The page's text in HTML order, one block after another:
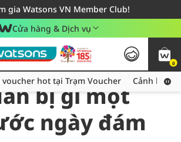
gia Watsons VN Member Club!
giao hàng cho đơn hàng từ 249,000Đ
24h - Áp dụng khu vực TP. Hồ Chí Minh
Cửa hàng & Dịch vụ
0
Thu thập thêm voucher hot tại Trạm Voucher
hot tại Trạm Voucher Cảnh báo
bị gì một
ngày đám